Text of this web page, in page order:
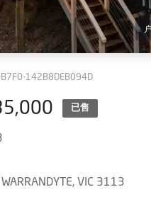
142B8DEB094D
已售
VIC 3113